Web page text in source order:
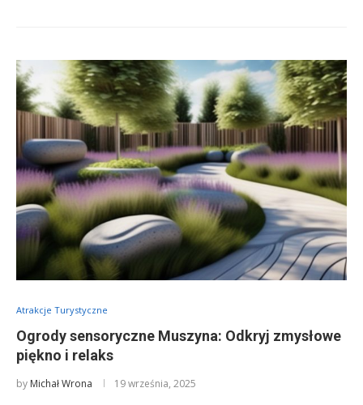
Atrakcje Turystyczne
Ogrody sensoryczne Muszyna: Odkryj zmysłowe
piękno i relaks
by Michał Wrona 19 września, 2025